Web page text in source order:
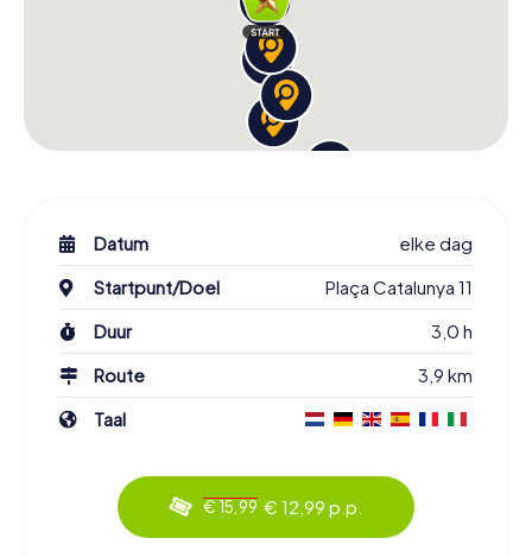
Datum
elke dag
Startpunt/Doel
Plaça Catalunya 11
Duur
3,0 h
Route
3,9 km
Taal
€ 15,99 € 12,99 p.p.